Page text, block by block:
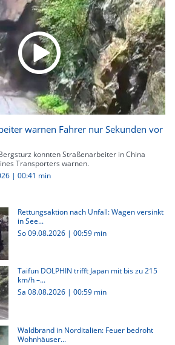
warnen Fahrer nur Sekunden vor
konnten Straßenarbeiter in China
Transporters warnen.
| 00:41 min
Rettungsaktion nach Unfall: Wagen versinkt
in See...
So 09.08.2026 | 00:59 min
Taifun DOLPHIN trifft Japan mit bis zu 215
km/h –...
Sa 08.08.2026 | 00:59 min
Waldbrand in Norditalien: Feuer bedroht
Wohnhäuser...